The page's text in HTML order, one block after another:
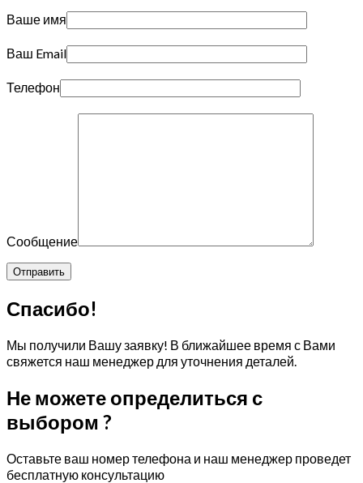
Ваше имя
Ваш Email
Телефон
Сообщение
Спасибо!
Мы получили Вашу заявку! В ближайшее время с Вами
свяжется наш менеджер для уточнения деталей.
Не можете определиться с
выбором ?
Оставьте ваш номер телефона и наш менеджер проведет
бесплатную консультацию